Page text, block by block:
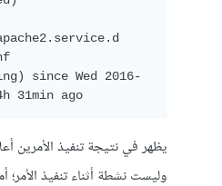
since Wed 2016-
31min ago
يظهر في نتيجة تنفيذ الأمرين
وليست نشطة أثناء تنفيذ الأمر؛